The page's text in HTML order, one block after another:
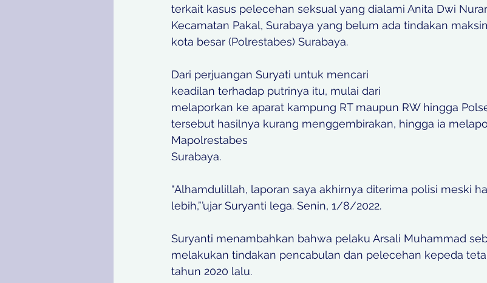
terkait kasus pelecehan seksual yang dialami Anita Dwi
Kecamatan Pakal, Surabaya yang belum ada tindakan
kota besar (Polrestabes) Surabaya.
Dari perjuangan Suryati untuk mencari
keadilan terhadap putrinya itu, mulai dari
melaporkan ke aparat kampung RT maupun RW hingga
tersebut hasilnya kurang menggembirakan, hingga ia
Mapolrestabes
Surabaya.
“Alhamdulillah, laporan saya akhirnya diterima polisi meski
lebih,”’ujar Suryanti lega. Senin, 1/8/2022.
Suryanti menambahkan bahwa pelaku Arsali Muhammad
melakukan tindakan pencabulan dan pelecehan kepeda
tahun 2020 lalu.